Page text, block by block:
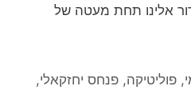
אלינו תחת מעטה של
,פוליטיקה,פנחס יחזקאלי,